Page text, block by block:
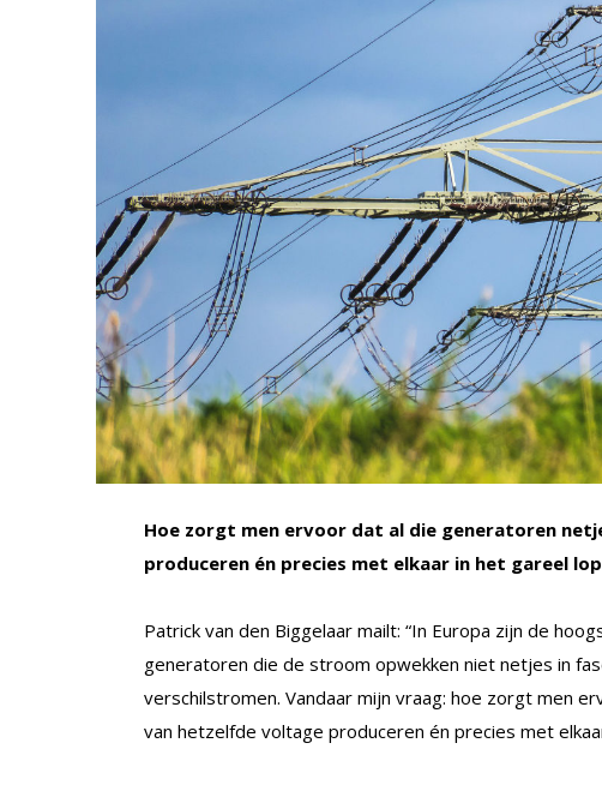
Hoe zorgt men ervoor dat al die generatoren
produceren én precies met elkaar in het gareel
Patrick van den Biggelaar mailt: “In Europa zijn de
generatoren die de stroom opwekken niet netjes in
verschilstromen. Vandaar mijn vraag: hoe zorgt men
van hetzelfde voltage produceren én precies met